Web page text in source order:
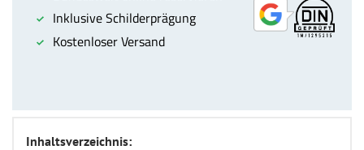
Inhaltsverzeichnis: